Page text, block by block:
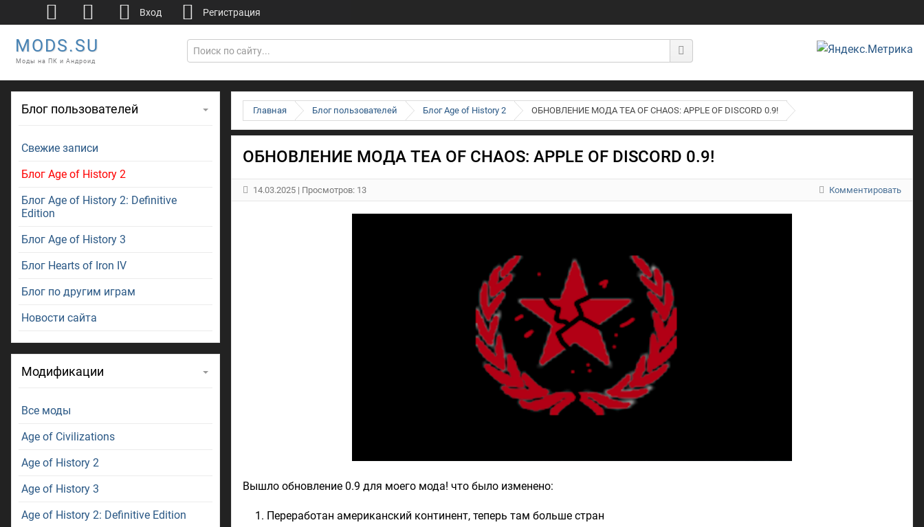
MODS.SU
Моды на ПК и Андроид
Главная Блог пользователей Блог Age of History 2 ОБНОВЛЕНИЕ МОДА TEA OF CHAOS: APPLE OF DISCORD 0.9!
ОБНОВЛЕНИЕ МОДА TEA OF CHAOS: APPLE OF DISCORD 0.9!
14.03.2025 | Просмотров: 13 Комментировать
Вышло обновление 0.9 для моего мода! что было изменено:
Переработан американский континент, теперь там больше стран
Блог пользователей
Свежие записи
Блог Age of History 2
Блог Age of History 2: Definitive
Edition
Блог Age of History 3
Блог Hearts of Iron IV
Блог по другим играм
Новости сайта
Модификации
Все моды
Age of Civilizations
Age of History 2
Age of History 3
Age of History 2: Definitive Edition
Вход Регистрация